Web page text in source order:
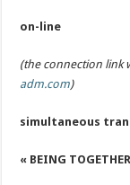
on-line
(the connection link
adm.com)
simultaneous
« BEING